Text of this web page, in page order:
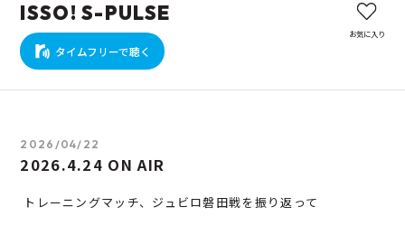
ISSO! S-PULSE
タイムフリーで聴く
お気に入り
2026/04/22
2026.4.24 ON AIR
トレーニングマッチ、ジュビロ磐田戦を振り返って